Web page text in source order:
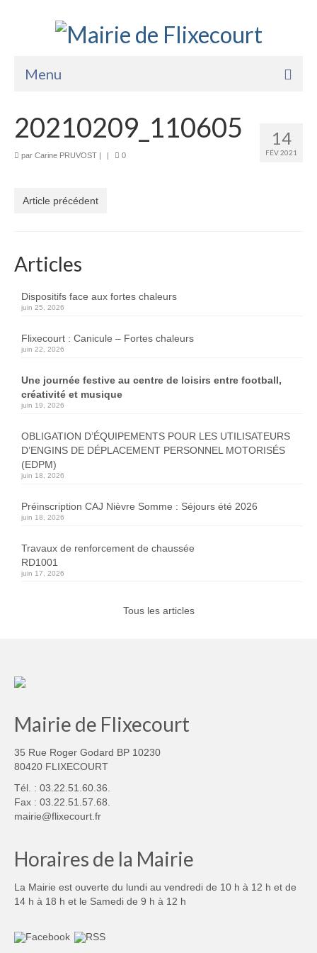
Menu
La Mairie
Services
Sports Loisirs et Culture
14
FÉV 2021
20210209_110605
par Carine PRUVOST | | 0
Article précédent
Articles
Dispositifs face aux fortes chaleurs
juin 25, 2026
Flixecourt : Canicule – Fortes chaleurs
juin 22, 2026
Une journée festive au centre de loisirs entre football,
créativité et musique
juin 19, 2026
OBLIGATION D’ÉQUIPEMENTS POUR LES UTILISATEURS
D’ENGINS DE DÉPLACEMENT PERSONNEL MOTORISÉS
(EDPM)
juin 18, 2026
Préinscription CAJ Nièvre Somme : Séjours été 2026
juin 18, 2026
Travaux de renforcement de chaussée
RD1001
juin 17, 2026
Tous les articles
Mairie de Flixecourt
35 Rue Roger Godard BP 10230
80420 FLIXECOURT
Tél. : 03.22.51.60.36.
Fax : 03.22.51.57.68.
mairie@flixecourt.fr
Horaires de la Mairie
La Mairie est ouverte du lundi au vendredi de 10 h à 12 h et de
14 h à 18 h et le Samedi de 9 h à 12 h